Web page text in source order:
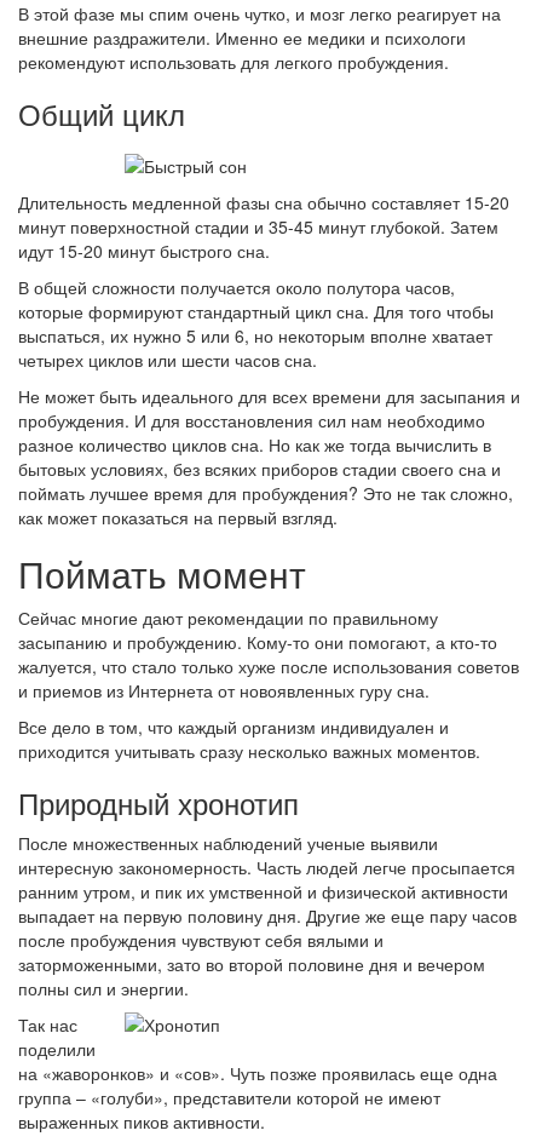
В этой фазе мы спим очень чутко, и мозг легко реагирует на
внешние раздражители. Именно ее медики и психологи
рекомендуют использовать для легкого пробуждения.
Общий цикл
Длительность медленной фазы сна обычно составляет 15-20
минут поверхностной стадии и 35-45 минут глубокой. Затем
идут 15-20 минут быстрого сна.
В общей сложности получается около полутора часов,
которые формируют стандартный цикл сна. Для того чтобы
выспаться, их нужно 5 или 6, но некоторым вполне хватает
четырех циклов или шести часов сна.
Не может быть идеального для всех времени для засыпания и
пробуждения. И для восстановления сил нам необходимо
разное количество циклов сна. Но как же тогда вычислить в
бытовых условиях, без всяких приборов стадии своего сна и
поймать лучшее время для пробуждения? Это не так сложно,
как может показаться на первый взгляд.
Поймать момент
Сейчас многие дают рекомендации по правильному
засыпанию и пробуждению. Кому-то они помогают, а кто-то
жалуется, что стало только хуже после использования советов
и приемов из Интернета от новоявленных гуру сна.
Все дело в том, что каждый организм индивидуален и
приходится учитывать сразу несколько важных моментов.
Природный хронотип
После множественных наблюдений ученые выявили
интересную закономерность. Часть людей легче просыпается
ранним утром, и пик их умственной и физической активности
выпадает на первую половину дня. Другие же еще пару часов
после пробуждения чувствуют себя вялыми и
заторможенными, зато во второй половине дня и вечером
полны сил и энергии.
Так нас
поделили
на «жаворонков» и «сов». Чуть позже проявилась еще одна
группа – «голуби», представители которой не имеют
выраженных пиков активности.